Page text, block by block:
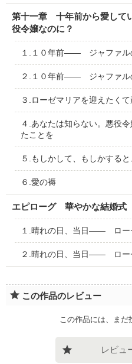
第十一章 十年前から愛し
役令嬢なのに？
１.１０年前―― ジャファル
２.１０年前―― ジャファル
３.ローゼマリアを迎えたく
４.あなたは知らない。悪役
たことを
５.もしかして、もしかする
６.愛の褥
エピローグ 華やかな結婚式
１.晴れの日、当日―― ロー
２.晴れの日、当日―― ロー
この作品のレビュー
この作品には、まだ
レビュ